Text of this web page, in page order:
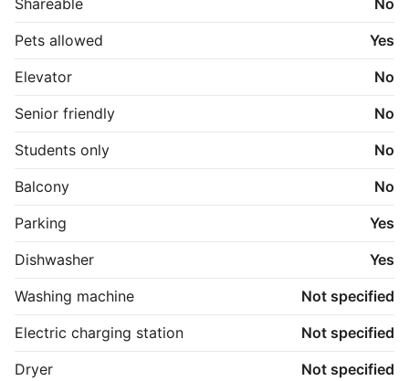
Evt. lille husdyr tilladt.
Super-lækker lejlighed!!! Kontakt mig gerne for
Pets allowed
Yes
Elevator
No
Senior friendly
No
Students only
No
Balcony
No
Parking
Yes
Dishwasher
Yes
Washing machine
Not specified
Electric charging station
Not specified
Dryer
Not specified